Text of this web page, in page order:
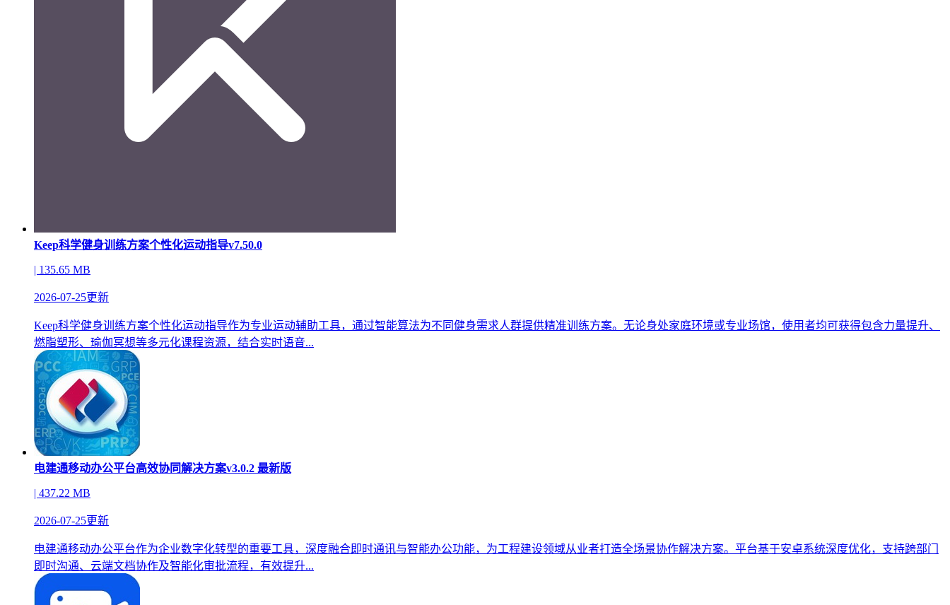
Keep科学健身训练方案个性化运动指导v7.50.0
| 135.65 MB
2026-07-25更新
Keep科学健身训练方案个性化运动指导作为专业运动辅助工具，通过智能算法为不同健身需求人群提供精准训练方案。无论身处家庭环境或专业场馆，使用者均可获得包含力量提升、
燃脂塑形、瑜伽冥想等多元化课程资源，结合实时语音...
电建通移动办公平台高效协同解决方案v3.0.2 最新版
| 437.22 MB
2026-07-25更新
电建通移动办公平台作为企业数字化转型的重要工具，深度融合即时通讯与智能办公功能，为工程建设领域从业者打造全场景协作解决方案。平台基于安卓系统深度优化，支持跨部门
即时沟通、云端文档协作及智能化审批流程，有效提升...